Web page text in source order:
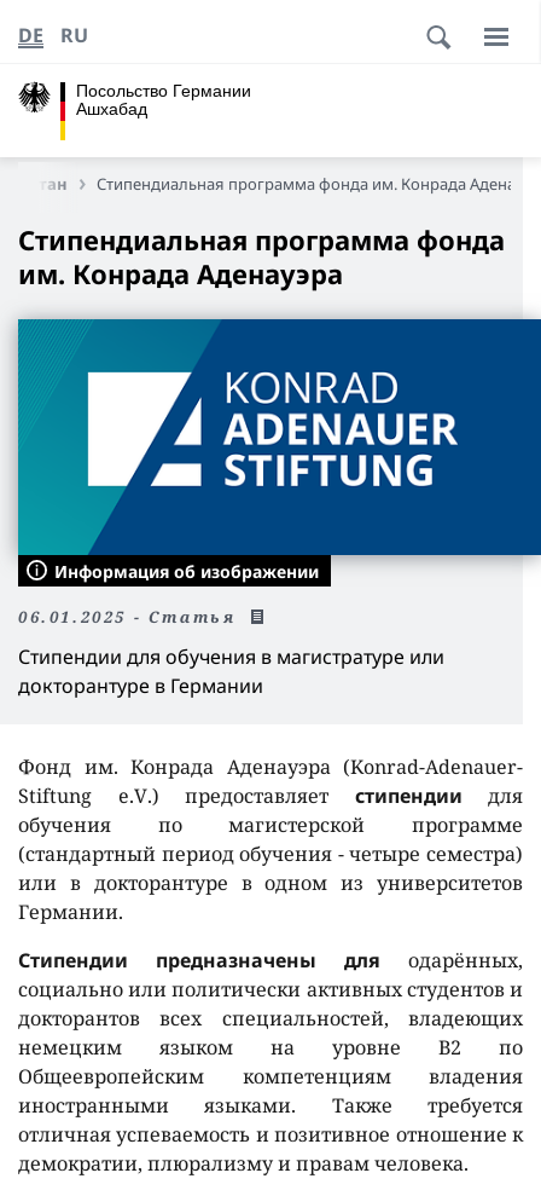
Посольство Германии
Ашхабад
DE RU
Стипендиальная программа фонда им. Конрада
Стипендиальная программа фонда
им. Конрада Аденауэра
Информация об изображении
06.01.2025 - Статья
Стипендии для обучения в магистратуре или
докторантуре в Германии
Фонд им. Конрада Аденауэра (Konrad-Adenauer-
Stiftung e.V.) предоставляет стипендии для
обучения по магистерской программе
(стандартный период обучения - четыре семестра)
или в докторантуре в одном из университетов
Германии.
Стипендии предназначены для одарённых,
социально или политически активных студентов и
докторантов всех специальностей, владеющих
немецким языком на уровне B2 по
Общеевропейским компетенциям владения
иностранными языками. Также требуется
отличная успеваемость и позитивное отношение к
демократии, плюрализму и правам человека.